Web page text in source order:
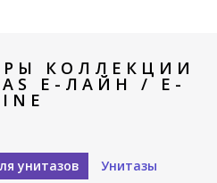
КОЛЛЕКЦИИ
Е-ЛАЙН / E-
унитазов
Унитазы